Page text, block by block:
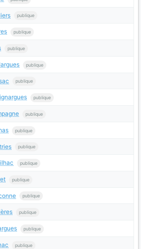
publique
publique
publique
publique
publique
publique
publique
publique
publique
publique
publique
publique
publique
publique
publique